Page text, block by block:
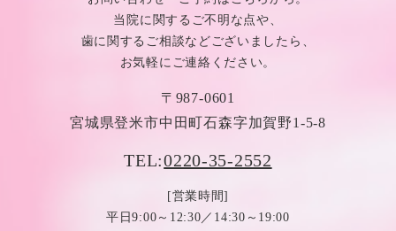
当院に関するご不明な点や、
歯に関するご相談などございましたら、
お気軽にご連絡ください。
〒987-0601
宮城県登米市中田町石森字加賀野1-5-8
TEL:0220-35-2552
[営業時間]
平日9:00～12:30／14:30～19:00